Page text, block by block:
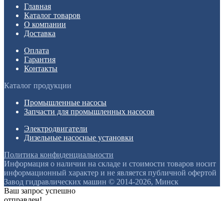
Главная
Каталог товаров
О компании
Доставка
Оплата
Гарантия
Контакты
Каталог продукции
Промышленные насосы
Запчасти для промышленных насосов
Электродвигатели
Дизельные насосные установки
Политика конфиденциальности
Информация о наличии на складе и стоимости товаров носит
информационный характер и не является публичной офертой
Завод гидравлических машин © 2014-2026, Минск
Ваш запрос успешно